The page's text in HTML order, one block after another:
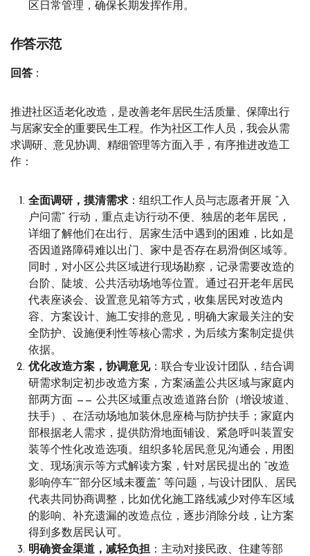
区日常管理，确保长期发挥作用。
作答示范
回答：
推进社区适老化改造，是改善老年居民生活质量、保障出行
与居家安全的重要民生工程。作为社区工作人员，我会从需
求调研、意见协调、精细管理等方面入手，有序推进改造工
作：
全面调研，摸清需求：组织工作人员与志愿者开展 “入
户问需” 行动，重点走访行动不便、独居的老年居民，
详细了解他们在出行、居家生活中遇到的困难，比如是
否因道路障碍难以出门、家中是否存在易滑倒区域等。
同时，对小区公共区域进行现场勘察，记录需要改造的
台阶、陡坡、公共活动场地等位置。通过召开老年居民
代表座谈会、设置意见箱等方式，收集居民对改造内
容、方案设计、施工安排的意见，明确大家最关注的安
全防护、设施便利性等核心需求，为后续方案制定提供
依据。
优化改造方案，协调意见：联合专业设计团队，结合调
研需求制定初步改造方案，方案涵盖公共区域与家庭内
部两方面 —— 公共区域重点改造道路台阶（增设坡道、
扶手）、在活动场地加装休息座椅与防护扶手；家庭内
部根据老人需求，提供防滑地面铺设、紧急呼叫装置安
装等个性化改造选项。组织多轮居民意见沟通会，用图
文、现场演示等方式解读方案，针对居民提出的 “改造
影响停车”“部分区域未覆盖” 等问题，与设计团队、居民
代表共同协商调整，比如优化施工路线减少对停车区域
的影响、补充遗漏的改造点位，逐步消除分歧，让方案
得到多数居民认可。
明确资金渠道，减轻负担：主动对接民政、住建等部